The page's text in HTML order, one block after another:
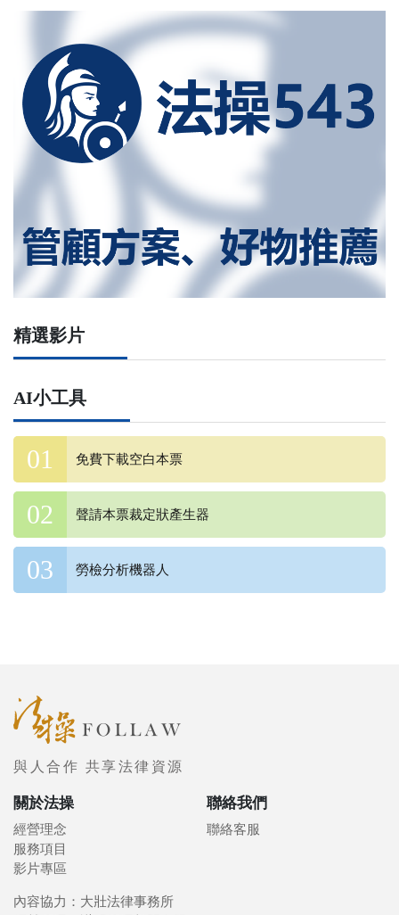
精選影片
AI小工具
免費下載空白本票
聲請本票裁定狀產生器
勞檢分析機器人
與人合作 共享法律資源
關於法操
經營理念
服務項目
影片專區
聯絡我們
聯絡客服
內容協力：大壯法律事務所